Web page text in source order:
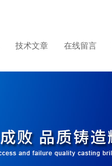
技术文章 在线留言